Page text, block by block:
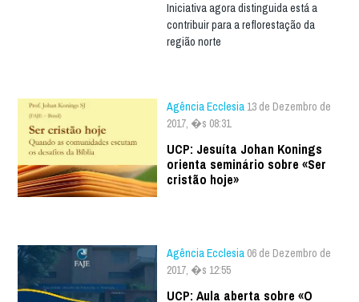
Iniciativa agora distinguida está a
contribuir para a reflorestação da
região norte
Agência Ecclesia 13 de Dezembro de
2017, �s 08:31
UCP: Jesuíta Johan Konings
orienta seminário sobre «Ser
cristão hoje»
Agência Ecclesia 06 de Dezembro de
2017, �s 12:55
UCP: Aula aberta sobre «O